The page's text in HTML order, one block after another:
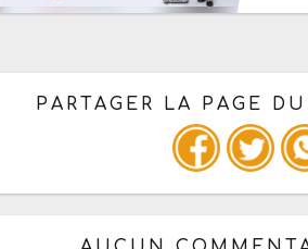
PARTAGER LA PAGE
Ou copiez les infos ci-dessous